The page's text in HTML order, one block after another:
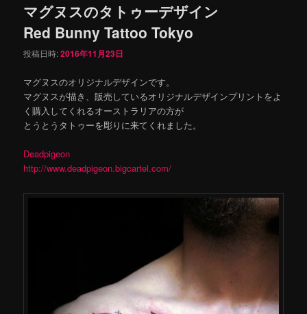
マグヌスのタトゥーデザイン
Red Bunny Tattoo Tokyo
投稿日時:2016年11月23日
マグヌスのオリジナルデザインです。
マグヌスが描き、販売しているオリジナルデザインプリントをよ
く購入してくれるオーストラリアの方が
とうとうタトゥーを彫りに来てくれました。
Deadpigeon
http://www.deadpigeon.bigcartel.com/